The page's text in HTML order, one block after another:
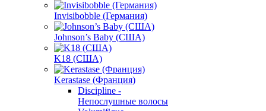
Invisibobble (Германия)
Johnson’s Baby (США)
K18 (США)
Kerastase (Франция)
Discipline -
Непослушные волосы